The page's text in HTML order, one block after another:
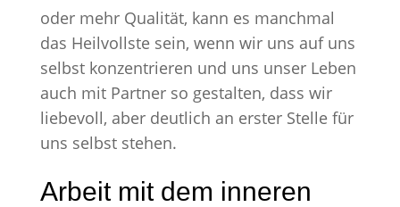
oder mehr Qualität, kann es manchmal
das Heilvollste sein, wenn wir uns auf uns
selbst konzentrieren und uns unser Leben
auch mit Partner so gestalten, dass wir
liebevoll, aber deutlich an erster Stelle für
uns selbst stehen.
Arbeit mit dem inneren